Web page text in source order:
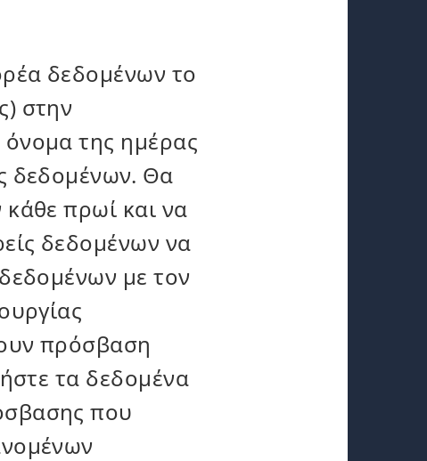
δεδομένων το
στην
της ημέρας
δεδομένων. Θα
πρωί και να
δεδομένων να
με τον
πρόσβαση
τα δεδομένα
που